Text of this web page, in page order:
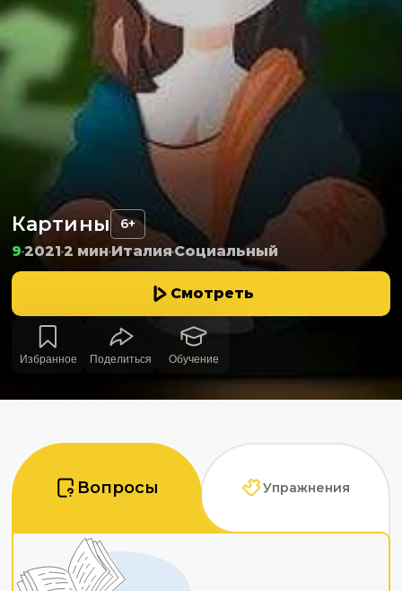
Картины 6+
9 20212 мин ИталияСоциальный
Смотреть
Избранное Поделиться Обучение
Вопросы Упражнения